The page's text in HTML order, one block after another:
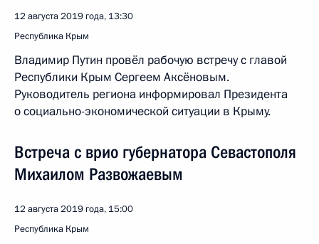
12 августа 2019 года, 13:30
Республика Крым
Владимир Путин провёл рабочую встречу с главой
Республики Крым Сергеем Аксёновым.
Руководитель региона информировал Президента
о социально-экономической ситуации в Крыму.
Встреча с врио губернатора Севастополя
Михаилом Развожаевым
12 августа 2019 года, 15:00
Республика Крым